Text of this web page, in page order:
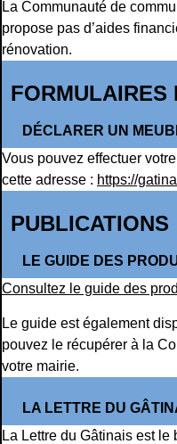
La Communauté de
propose pas d’aides
rénovation.
FORMULAIRES
DÉCLARER UN
Vous pouvez effectuer
cette adresse : https://
PUBLICATIONS
LE GUIDE DES
Consultez le guide des
Le guide est également
pouvez le récupérer à la
votre mairie.
LA LETTRE DU
La Lettre du Gâtinais est le